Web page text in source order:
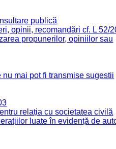
publică
opinii, recomandări cf. L 52/
propunerilor, opiniilor sau
mai pot fi transmise sugestii
relația cu societatea civilă
luate în evidență de